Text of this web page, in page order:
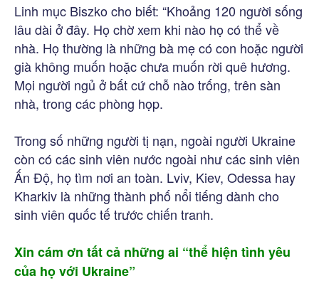
Linh mục Biszko cho biết: “Khoảng 120 người sống
lâu dài ở đây. Họ chờ xem khi nào họ có thể về
nhà. Họ thường là những bà mẹ có con hoặc người
già không muốn hoặc chưa muốn rời quê hương.
Mọi người ngủ ở bất cứ chỗ nào trống, trên sàn
nhà, trong các phòng họp.
Trong số những người tị nạn, ngoài người Ukraine
còn có các sinh viên nước ngoài như các sinh viên
Ấn Độ, họ tìm nơi an toàn. Lviv, Kiev, Odessa hay
Kharkiv là những thành phố nổi tiếng dành cho
sinh viên quốc tế trước chiến tranh.
Xin cám ơn tất cả những ai “thể hiện tình yêu
của họ với Ukraine”